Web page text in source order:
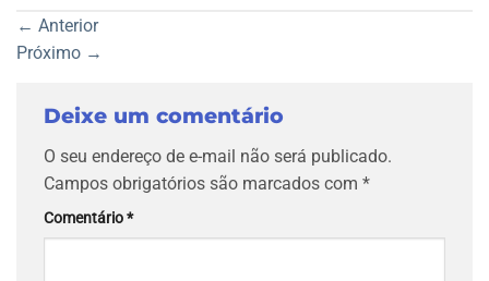
← Anterior
Próximo →
Deixe um comentário
O seu endereço de e-mail não será publicado.
Campos obrigatórios são marcados com *
Comentário*